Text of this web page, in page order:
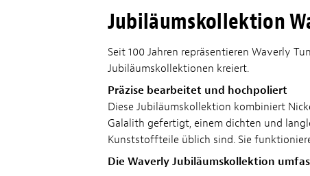
Jubiläumskollektion
Seit 100 Jahren repräsentieren Waverly
Jubiläumskollektionen kreiert.
Präzise bearbeitet und hochpoliert
Diese Jubiläumskollektion kombiniert
Galalith gefertigt, einem dichten und
Kunststoffteile üblich sind. Sie
Die Waverly Jubiläumskollektion